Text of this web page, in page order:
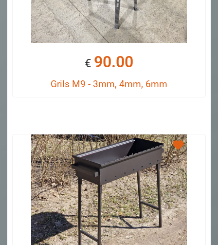
€ 90.00
Grils M9 - 3mm, 4mm, 6mm